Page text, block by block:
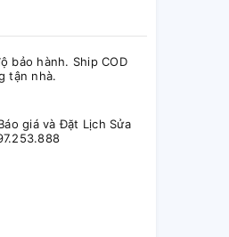
bảo hành. Ship COD
tận nhà.
giá và Đặt Lịch Sửa